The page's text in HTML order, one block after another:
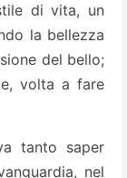
di vita, un
la bellezza
del bello;
volta a fare
tanto saper
nel